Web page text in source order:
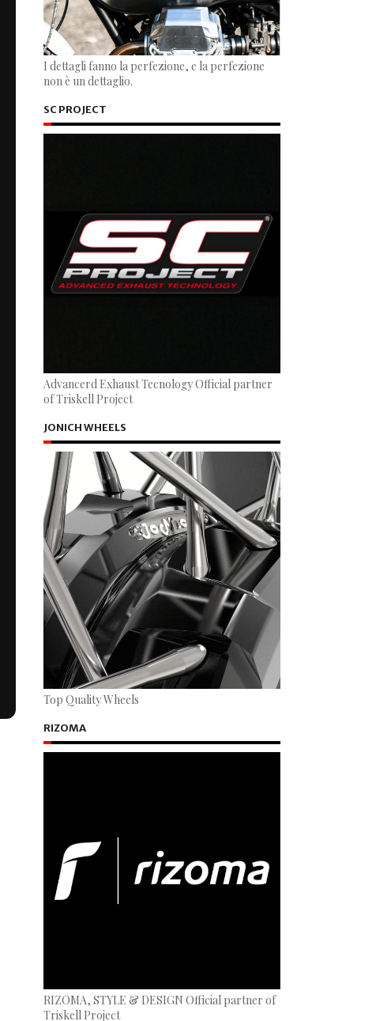
I dettagli fanno la perfezione, e la perfezione
non è un dettaglio.
SC PROJECT
Advancerd Exhaust Tecnology Official partner
of Triskell Project
JONICH WHEELS
Top Quality Wheels
RIZOMA
RIZOMA, STYLE & DESIGN Official partner of
Triskell Project